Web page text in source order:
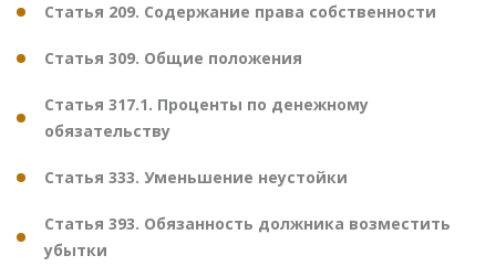
Статья 209. Содержание права собственности
Статья 309. Общие положения
Статья 317.1. Проценты по денежному
обязательству
Статья 333. Уменьшение неустойки
Статья 393. Обязанность должника возместить
убытки